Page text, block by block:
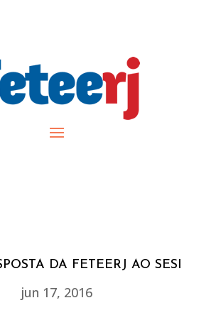
DA FETEERJ AO SESI
jun 17, 2016